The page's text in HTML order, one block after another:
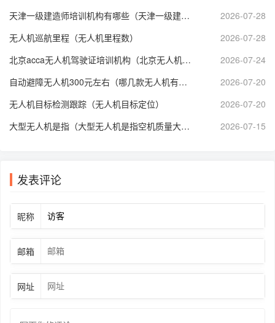
天津一级建造师培训机构有哪些（天津一级建造师* 新招聘）
2026-07-28
无人机巡航里程（无人机里程数）
2026-07-28
北京acca无人机驾驶证培训机构（北京无人机培训机构哪个好）
2026-07-24
自动避障无人机300元左右（哪几款无人机有自动避障功能）
2026-07-20
无人机目标检测跟踪（无人机目标定位）
2026-07-20
大型无人机是指（大型无人机是指空机质量大于多少千克的无人机?）
2026-07-15
发表评论
昵称
邮箱
网址